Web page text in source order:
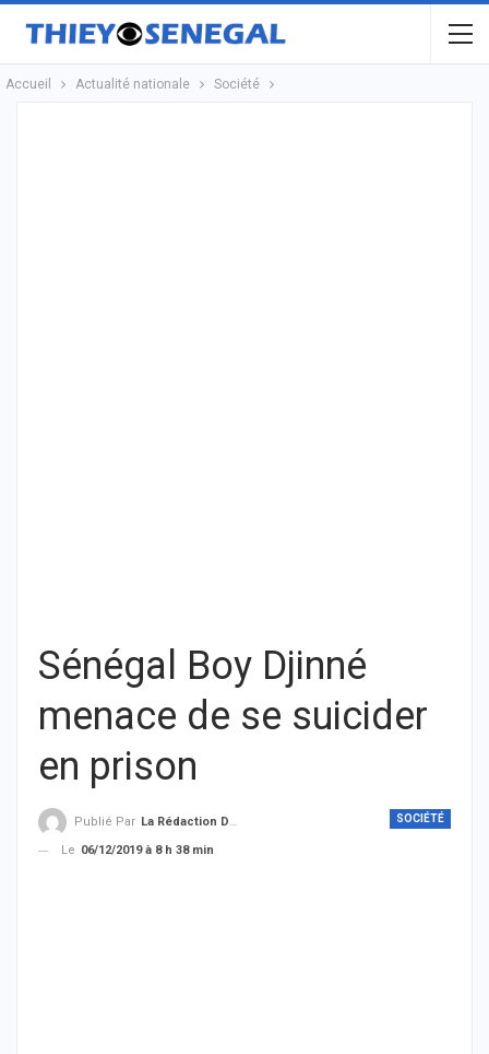
Accueil Actualité nationale Société
Sénégal Boy Djinné
menace de se suicider
en prison
SOCIÉTÉ
Publié Par La Rédaction De THIEYSENEGAL.com
Le 06/12/2019 à 8 h 38 min